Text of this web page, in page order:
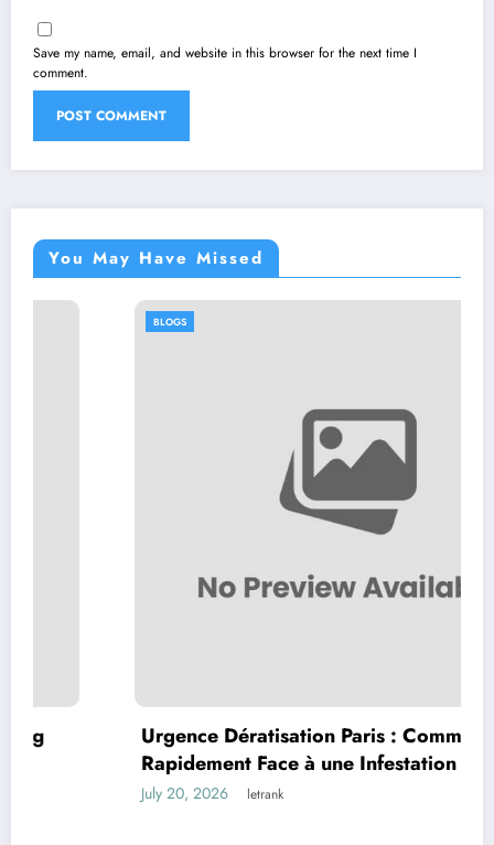
Save my name, email, and website in this browser for the next time I
comment.
You May Have Missed
Urgence Dératisation Paris : Comment Agir
Rapidement Face à une Infestation de
letrank